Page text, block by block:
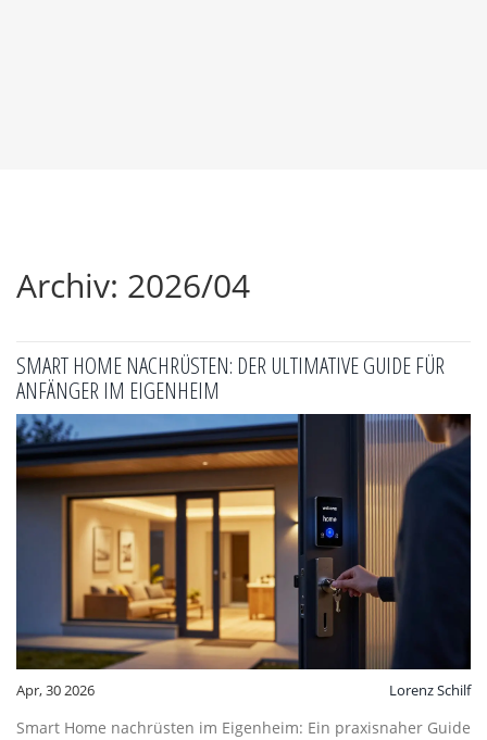
Archiv: 2026/04
SMART HOME NACHRÜSTEN: DER ULTIMATIVE GUIDE FÜR
ANFÄNGER IM EIGENHEIM
Apr, 30 2026 Lorenz Schilf
Smart Home nachrüsten im Eigenheim: Ein praxisnaher Guide